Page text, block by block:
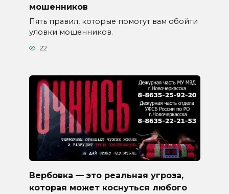
мошенников
Пять правил, которые помогут вам обойти
уловки мошенников.
22
Вербовка — это реальная угроза,
которая может коснуться любого